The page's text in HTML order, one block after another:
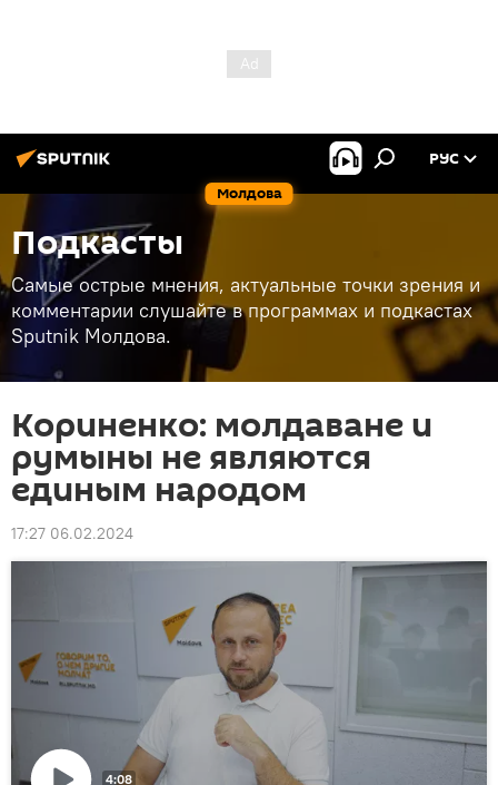
Молдова
РУС
Подкасты
Самые острые мнения, актуальные точки зрения и
комментарии слушайте в программах и подкастах
Sputnik Молдова.
Кориненко: молдаване и
румыны не являются
единым народом
17:27 06.02.2024
4:08